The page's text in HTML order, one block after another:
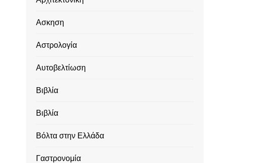
Ασκηση
Αστρολογία
Αυτοβελτίωση
Βιβλία
Βιβλία
Βόλτα στην Ελλάδα
Γαστρονομία